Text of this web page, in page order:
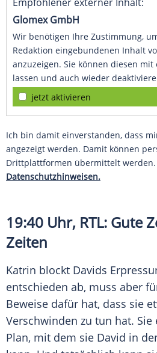
Glomex GmbH
Wir benötigen Ihre Zustimmung,
Redaktion eingebundenen Inhalt
anzuzeigen. Sie können diesen mit
lassen und auch wieder
jetzt aktivieren
Ich bin damit einverstanden, dass
angezeigt werden. Damit können
Drittplattformen übermittelt werden.
Datenschutzhinweisen.
19:40 Uhr, RTL: Gute
Zeiten
Katrin blockt Davids
entschieden ab, muss aber
Beweise dafür hat, dass sie
Verschwinden zu tun hat.
Plan, mit dem sie David in